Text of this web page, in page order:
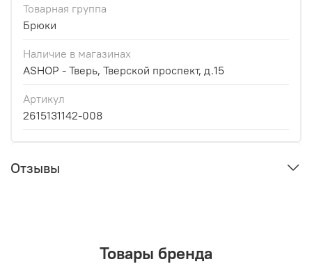
Товарная группа
Брюки
Наличие в магазинах
ASHOP - Тверь, Тверской проспект, д.15
Артикул
2615131142-008
Отзывы
Товары бренда